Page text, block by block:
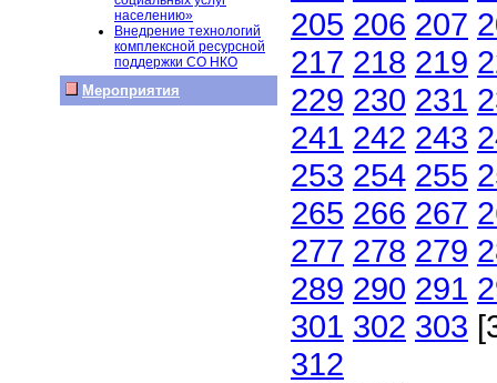
населению»
Внедрение технологий
комплексной ресурсной
поддержки СО НКО
Мероприятия
205 206 207
217 218 219
229 230 231
241 242 243
253 254 255
265 266 267
277 278 279
289 290 291
301 302 303
312